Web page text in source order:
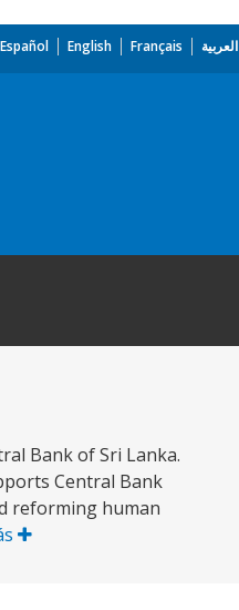
Español English Français العربية
Bank of Sri Lanka.
Central Bank
reforming human